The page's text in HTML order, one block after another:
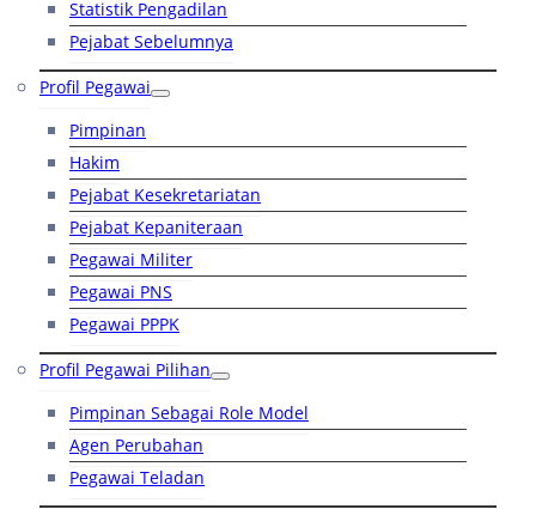
Statistik Pengadilan
Pejabat Sebelumnya
Profil Pegawai
Pimpinan
Hakim
Pejabat Kesekretariatan
Pejabat Kepaniteraan
Pegawai Militer
Pegawai PNS
Pegawai PPPK
Profil Pegawai Pilihan
Pimpinan Sebagai Role Model
Agen Perubahan
Pegawai Teladan